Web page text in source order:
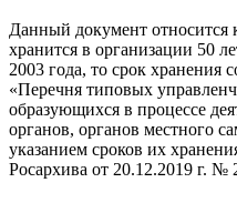
Данный документ относится
хранится в организации 50
2003 года, то срок хранения
«Перечня типовых
образующихся в процессе
органов, органов местного
указанием сроков их
Росархива от 20.12.2019 г. №